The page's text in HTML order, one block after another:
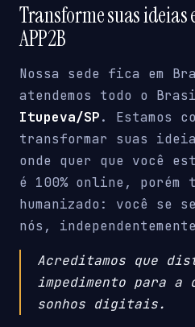
Transforme suas ideias
APP2B
Nossa sede fica em
atendemos todo o
Itupeva/SP. Estamos
transformar suas
onde quer que você
é 100% online, porém
humanizado: você se
nós,
Acreditamos que
impedimento para a
sonhos digitais.